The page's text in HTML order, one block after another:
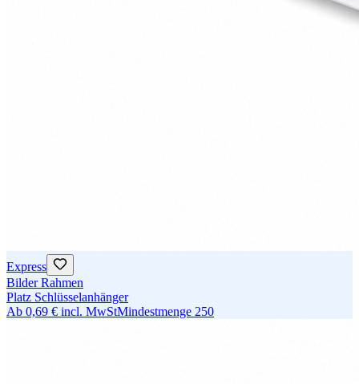
Express
Bilder Rahmen
Platz Schlüsselanhänger
Ab 0,69 € incl. MwStMindestmenge 250